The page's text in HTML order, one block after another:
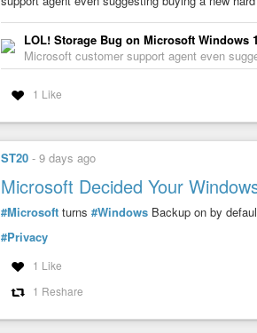
LOL! Storage Bug on Microsoft Windows
Microsoft customer support agent even
1 Like
ST20 - 9 days ago
Microsoft Decided Your
#Microsoft turns #Windows Backup on by
#Privacy
1 Like
1 Reshare